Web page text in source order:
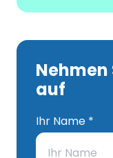
auf
Ihr Name *